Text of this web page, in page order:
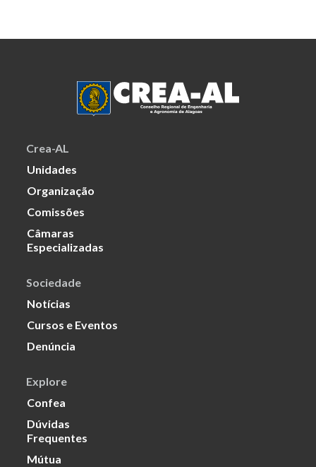
Crea-AL
Unidades
Organização
Comissões
Câmaras
Especializadas
Sociedade
Notícias
Cursos e Eventos
Denúncia
Explore
Confea
Dúvidas
Frequentes
Mútua